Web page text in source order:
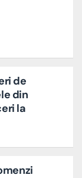
de
din
la